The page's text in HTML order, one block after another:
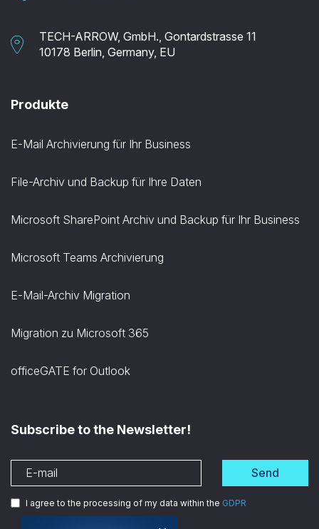
TECH-ARROW, GmbH., Gontardstrasse 11
10178 Berlin, Germany, EU
Produkte
E-Mail Archivierung für Ihr Business
File-Archiv und Backup für Ihre Daten
Microsoft SharePoint Archiv und Backup für Ihr Business
Microsoft Teams Archivierung
E-Mail-Archiv Migration
Migration zu Microsoft 365
officeGATE for Outlook
Subscribe to the Newsletter!
Send
I agree to the processing of my data within the GDPR